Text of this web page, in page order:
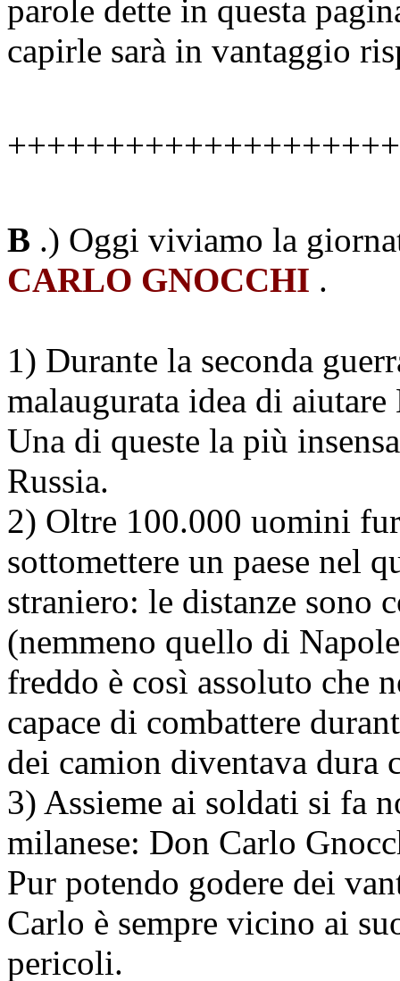
parole dette in questa
capirle sarà in vantaggio
B .) Oggi viviamo la
CARLO GNOCCHI .
1) Durante la seconda
malaugurata idea di
Una di queste la più
Russia.
2) Oltre 100.000 uomini
sottomettere un paese nel
straniero: le distanze sono
(nemmeno quello di
freddo è così assoluto che
capace di combattere
dei camion diventava dura
3) Assieme ai soldati si fa
milanese: Don Carlo
Pur potendo godere dei
Carlo è sempre vicino ai
pericoli.